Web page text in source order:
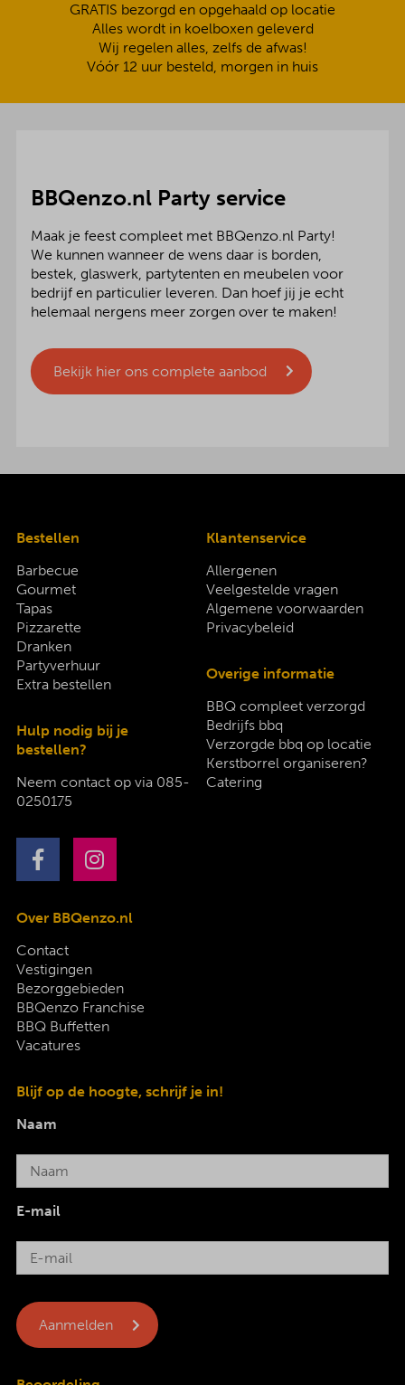
GRATIS bezorgd en opgehaald op locatie
Alles wordt in koelboxen geleverd
Wij regelen alles, zelfs de afwas!
Vóór 12 uur besteld, morgen in huis
BBQenzo.nl Party service
Maak je feest compleet met BBQenzo.nl Party!
We kunnen wanneer de wens daar is borden,
bestek, glaswerk, partytenten en meubelen voor
bedrijf en particulier leveren. Dan hoef jij je echt
helemaal nergens meer zorgen over te maken!
Bekijk hier ons complete aanbod
Bestellen
Barbecue
Gourmet
Tapas
Pizzarette
Dranken
Partyverhuur
Extra bestellen
Hulp nodig bij je
bestellen?
Neem contact op via 085-
0250175
Klantenservice
Allergenen
Veelgestelde vragen
Algemene voorwaarden
Privacybeleid
Overige informatie
BBQ compleet verzorgd
Bedrijfs bbq
Verzorgde bbq op locatie
Kerstborrel organiseren?
Catering
Over BBQenzo.nl
Contact
Vestigingen
Bezorggebieden
BBQenzo Franchise
BBQ Buffetten
Vacatures
Blijf op de hoogte, schrijf je in!
Naam
E-mail